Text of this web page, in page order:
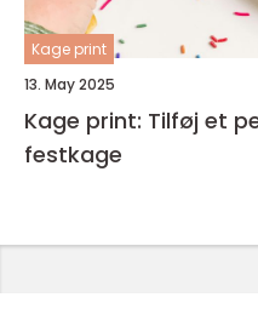
Kage print
13. May 2025
Kage print: Tilføj et
festkage